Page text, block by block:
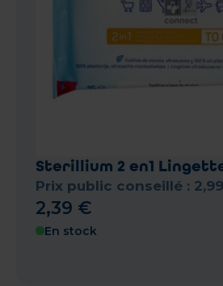
Sterillium 2 en1
Prix public conseillé : 2,99
2,39 €
En stock